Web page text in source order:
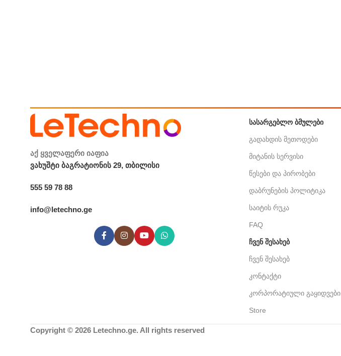
აქ ყველაფერი იაფია
ვახუშტი ბაგრატიონის 29, თბილისი
555 59 78 88
info@letechno.ge
ᲡᲐᲡᲐᲠᲒᲔᲑᲚᲝ ᲑᲛᲣᲚᲔᲑᲘ
გადახდის მეთოდები
მიტანის სერვისი
წესები და პირობები
დაბრუნების პოლიტიკა
საიტის რუკა
FAQ
ᲩᲕᲔᲜ ᲨᲔᲡᲐᲮᲔᲑ
ჩვენ შესახებ
კონტაქტი
კორპორატიული გაყიდვები
Store
Copyright © 2026 Letechno.ge. All rights reserved